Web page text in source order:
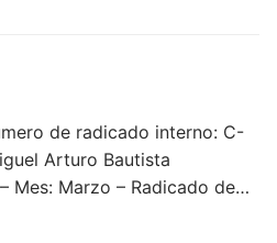
de radicado interno: C-
Arturo Bautista
Mes: Marzo – Radicado de…